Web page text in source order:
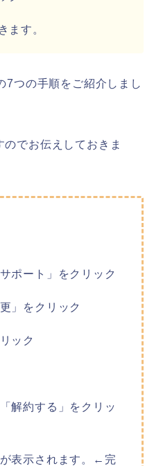
ます。
7つの手順をご紹介しまし
でお伝えしておきま
ポート」をクリック
」をクリック
ック
解約する」をクリッ
表示されます。←完